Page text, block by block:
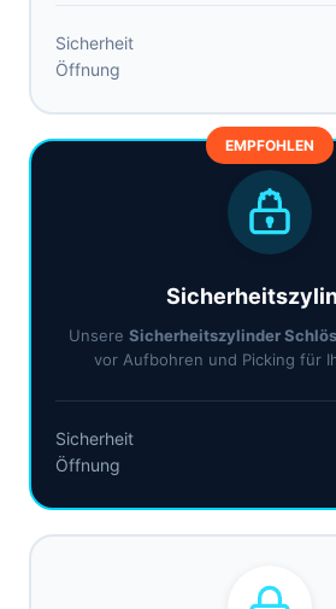
Sicherheit
Öffnung
EMPFOHLEN
Unsere Sicherheitszylinder
vor Aufbohren und Picking für
Sicherheit
Öffnung